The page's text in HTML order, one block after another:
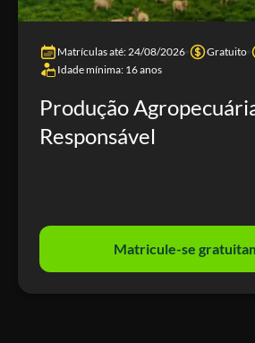
Matrículas até: 24/08/2026 Gratuito
Idade mínima: 16 anos
Produção
Responsável
Matricule-se